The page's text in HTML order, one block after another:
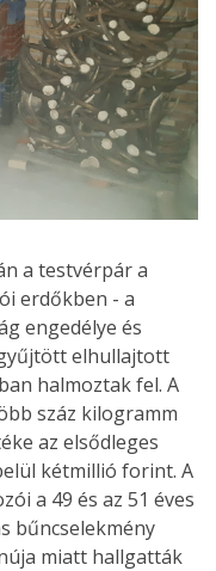
a testvérpár a
erdőkben - a
engedélye és
elhullajtott
halmoztak fel. A
száz kilogramm
az elsődleges
kétmillió forint. A
a 49 és az 51 éves
bűncselekmény
miatt hallgatták